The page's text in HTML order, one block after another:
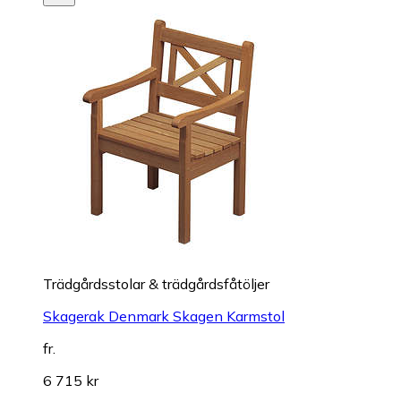
Trädgårdsstolar & trädgårdsfåtöljer
Skagerak Denmark Skagen Karmstol
fr.
6 715 kr